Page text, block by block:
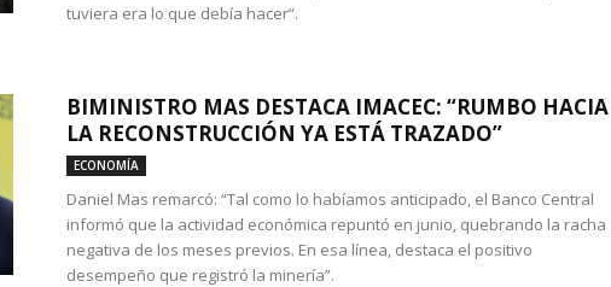
tuviera era lo que debía hacer”.
BIMINISTRO MAS DESTACA IMACEC: “RUMBO HACIA
LA RECONSTRUCCIÓN YA ESTÁ TRAZADO”
ECONOMÍA
Daniel Mas remarcó: “Tal como lo habíamos anticipado, el Banco Central
informó que la actividad económica repuntó en junio, quebrando la racha
negativa de los meses previos. En esa línea, destaca el positivo
desempeño que registró la minería”.